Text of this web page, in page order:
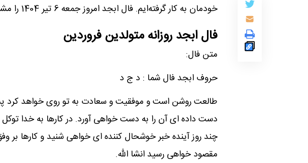
خودمان به کار گرفته‌ایم. فال ابجد امروز جمعه 6 تیر 1404 را مشاهده می کنید.
فال ابجد روزانه متولدین فروردین
متن فال:
حروف ابجد فال شما : د ج د
طالعت روشن است و موفقیت و سعادت به تو روی خواهد کرد
دست داده ای آن را به دست خواهی آورد. در کارها به خدا
چند روز آینده خبر خوشحال کننده ای خواهی شنید و کارها بر
مقصود خواهی رسید انشا الله.